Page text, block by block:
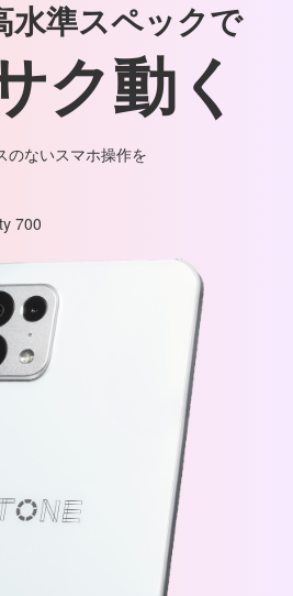
水準スペックで
ク動く
のないスマホ操作を
700